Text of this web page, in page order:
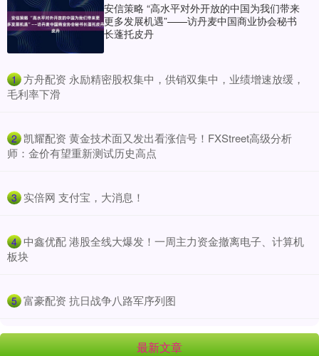
安信策略 “高水平对外开放的中国为我们带来
更多发展机遇”——访丹麦中国商业协会秘书
长蓬托皮丹
1 ​方舟配资 永励精密股权集中，供销双集中，业绩增速放缓，
毛利率下滑
2 ​凯耀配资 黄金技术面又发出看涨信号！FXStreet高级分析
师：金价有望重新测试历史高点
3 ​实倍网 支付宝，大消息！
4 ​中鑫优配 港股全线大爆发！一周主力资金撤离电子、计算机
板块
5 ​富豪配资 抗日战争八路军序列图
最新文章